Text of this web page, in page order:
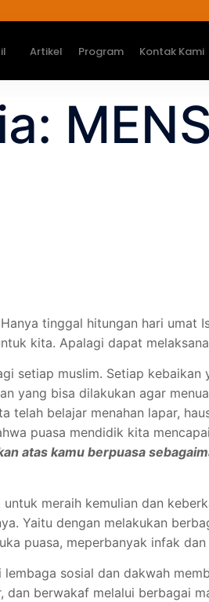
Artikel Program Kontak Kami
tinggal hitungan hari umat
kita. Apalagi dapat
setiap muslim. Setiap
yang bisa dilakukan agar
telah belajar menahan lapar,
puasa mendidik kita
atas kamu berpuasa
meraih kemulian dan
Yaitu dengan melakukan
puasa, meperbanyak infak
sosial dan dakwah
berwakaf melalui berbagai